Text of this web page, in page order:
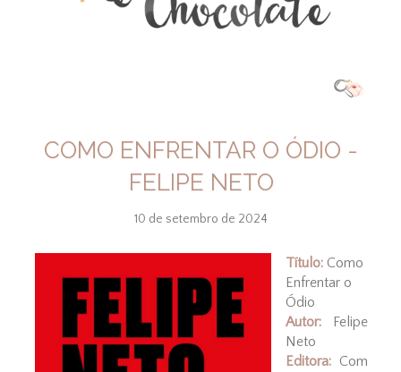
COMO ENFRENTAR O ÓDIO -
FELIPE NETO
10 de setembro de 2024
Título:Como
Enfrentar o
Ódio
Autor:Felipe
Neto
Editora:Com